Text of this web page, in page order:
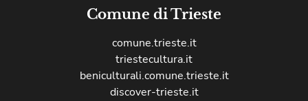
Comune di Trieste
comune.trieste.it
triestecultura.it
beniculturali.comune.trieste.it
discover-trieste.it